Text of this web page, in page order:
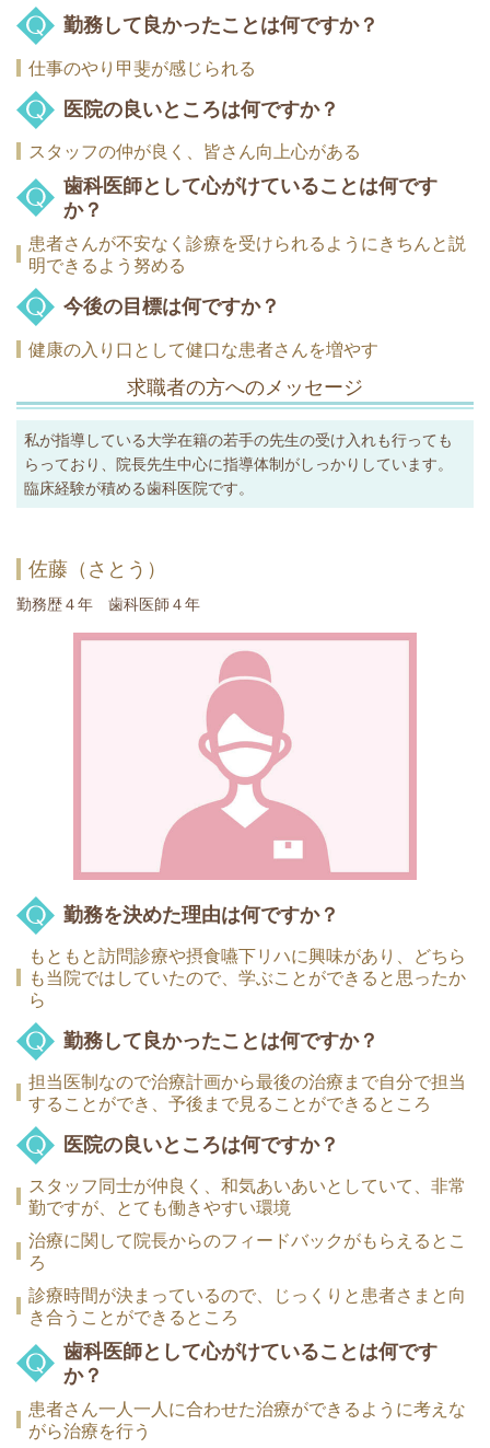
勤務して良かったことは何ですか？
仕事のやり甲斐が感じられる
医院の良いところは何ですか？
スタッフの仲が良く、皆さん向上心がある
歯科医師として心がけていることは何です
か？
患者さんが不安なく診療を受けられるようにきちんと説
明できるよう努める
今後の目標は何ですか？
健康の入り口として健口な患者さんを増やす
求職者の方へのメッセージ
私が指導している大学在籍の若手の先生の受け入れも行っても
らっており、院長先生中心に指導体制がしっかりしています。
臨床経験が積める歯科医院です。
佐藤（さとう）
勤務歴４年 歯科医師４年
勤務を決めた理由は何ですか？
もともと訪問診療や摂食嚥下リハに興味があり、どちら
も当院ではしていたので、学ぶことができると思ったか
ら
勤務して良かったことは何ですか？
担当医制なので治療計画から最後の治療まで自分で担当
することができ、予後まで見ることができるところ
医院の良いところは何ですか？
スタッフ同士が仲良く、和気あいあいとしていて、非常
勤ですが、とても働きやすい環境
治療に関して院長からのフィードバックがもらえるとこ
ろ
診療時間が決まっているので、じっくりと患者さまと向
き合うことができるところ
歯科医師として心がけていることは何です
か？
患者さん一人一人に合わせた治療ができるように考えな
がら治療を行う